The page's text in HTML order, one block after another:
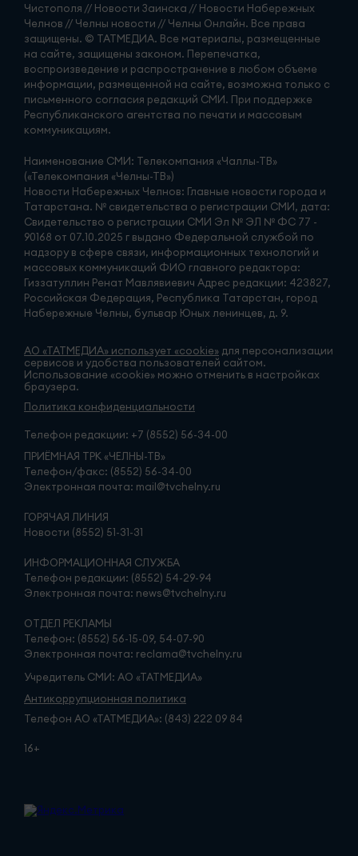
Чистополя // Новости Заинска // Новости Набережных
Челнов // Челны новости // Челны Онлайн. Все права
защищены. © ТАТМЕДИА. Все материалы, размещенные
на сайте, защищены законом. Перепечатка,
воспроизведение и распространение в любом объеме
информации, размещенной на сайте, возможна только с
письменного согласия редакций СМИ. При поддержке
Республиканского агентства по печати и массовым
коммуникациям.
Наименование СМИ: Телекомпания «Чаллы-ТВ»
(«Телекомпания «Челны-ТВ»)
Новости Набережных Челнов: Главные новости города и
Татарстана. № свидетельства о регистрации СМИ, дата:
Свидетельство о регистрации СМИ Эл № ЭЛ № ФС 77 -
90168 от 07.10.2025 г выдано Федеральной службой по
надзору в сфере связи, информационных технологий и
массовых коммуникаций ФИО главного редактора:
Гиззатуллин Ренат Мавлявиевич Адрес редакции: 423827,
Российская Федерация, Республика Татарстан, город
Набережные Челны, бульвар Юных ленинцев, д. 9.
АО «ТАТМЕДИА» использует «cookie» для персонализации
сервисов и удобства пользователей сайтом.
Использование «cookie» можно отменить в настройках
браузера.
Политика конфиденциальности
Телефон редакции: +7 (8552) 56-34-00
ПРИЁМНАЯ ТРК «ЧЕЛНЫ-ТВ»
Телефон/факс: (8552) 56-34-00
Электронная почта: mail@tvchelny.ru
ГОРЯЧАЯ ЛИНИЯ
Новости (8552) 51-31-31
ИНФОРМАЦИОННАЯ СЛУЖБА
Телефон редакции: (8552) 54-29-94
Электронная почта: news@tvchelny.ru
ОТДЕЛ РЕКЛАМЫ
Телефон: (8552) 56-15-09, 54-07-90
Электронная почта: reclama@tvchelny.ru
Учредитель СМИ: АО «ТАТМЕДИА»
Антикоррупционная политика
Телефон АО «ТАТМЕДИА»: (843) 222 09 84
16+